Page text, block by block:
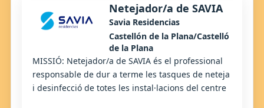
Netejador/a de SAVIA
Savia Residencias
Castellón de la Plana/Castelló
de la Plana
MISSIÓ: Netejador/a de SAVIA és el professional
responsable de dur a terme les tasques de neteja
i desinfecció de totes les instal·lacions del centre